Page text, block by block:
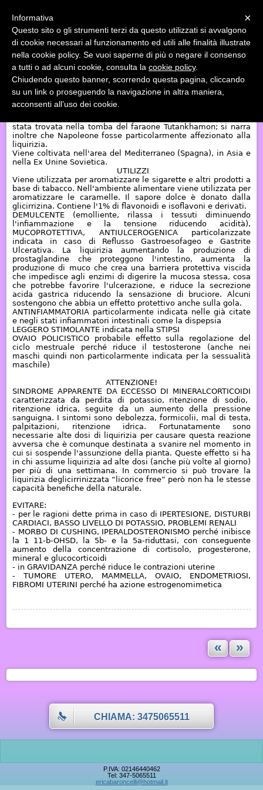
INDIETRO « »
LIQUIRIZIA
La pianta della liquirizia è un membro della famiglia dei
fagioli (Fabacee o Leguminose). Originaria del Medio Oriente
stata trovata nella tomba del faraone Tutankhamon; si narra
inoltre che Napoleone fosse particolarmente affezionato alla
liquirizia.
Viene coltivata nell'area del Mediterraneo (Spagna), in Asia e
nella Ex Unine Sovietica.
UTILIZZI
Viene utilizzata per aromatizzare le sigarette e altri prodotti a
base di tabacco. Nell'ambiente alimentare viene utilizzata per
aromatizzare le caramelle. Il sapore dolce è donato dalla
glicirrizina. Contiene l'1% di flavonoidi e isoflavoni e derivati.
DEMULCENTE (emolliente, rilassa i tessuti diminuendo
l'infiammazione e la tensione riducendo acidità),
MUCOPROTETTIVA, ANTIULCEROGENICA particolarizzate
indicata in caso di Reflusso Gastroesofageo e Gastrite
Ulcerativa. La liquirizia aumentando la produzione di
prostaglandine che proteggono l'intestino, aumenta la
produzione di muco che crea una barriera protettiva viscida
che impedisce agli enzimi di digerire la mucosa stessa, cosa
che potrebbe favorire l'ulcerazione, e riduce la secrezione
acida gastrica riducendo la sensazione di bruciore. Alcuni
sostengono che abbia un effetto protettivo anche sulla gola.
ANTINFIAMMATORIA particolarmente indicata nelle già citate
e negli stati infiammatori intestinali come la dispepsia
LEGGERO STIMOLANTE indicata nella STIPSI
OVAIO POLICISTICOprobabile effetto sulla regolazione del
ciclo mestruale perché riduce il testosterone (anche nei
maschi quindi non particolarmente indicata per la sessualità
maschile)
ATTENZIONE!
SINDROME APPARENTE DA ECCESSO DI MINERALCORTICOIDI
caratterizzata da perdita di potassio, ritenzione di sodio,
ritenzione idrica, seguite da un aumento della pressione
sanguigna. I sintomi sono debolezza, formicolii, mal di testa,
palpitazioni, ritenzione idrica. Fortunatamente sono
necessarie alte dosi di liquirizia per causare questa reazione
avversa che è comunque destinata a svanire nel momento in
cui si sospende l'assunzione della pianta. Queste effetto si ha
in chi assume liquirizia ad alte dosi (anche più volte al giorno)
per più di una settimana. In commercio si può trovare la
liquirizia deglicirrinizzata “licorice free” però non ha le stesse
capacità benefiche della naturale.
EVITARE:
- per le ragioni dette prima in caso di IPERTESIONE, DISTURBI
CARDIACI, BASSO LIVELLO DI POTASSIO, PROBLEMI RENALI
- MORBO DI CUSHING, IPERALDOSTERONISMO perché inibisce
la 1 11-b-OHSD, la 5b- e la 5a-riduttasi, con conseguente
aumento della concentrazione di cortisolo, progesterone,
mineral e glucocorticoidi
- in GRAVIDANZA perché riduce le contrazioni uterine
- TUMORE UTERO, MAMMELLA, OVAIO, ENDOMETRIOSI,
FIBROMI UTERINI perché ha azione estrogenomimetica
« »
CHIAMA: 3475065511
P.IVA: 02146440462
Tel: 347-5065511
ericabaroncelli@hotmail.it
×
Informativa
Questo sito o gli strumenti terzi da questo utilizzati si avvalgono
di cookie necessari al funzionamento ed utili alle finalità illustrate
nella cookie policy. Se vuoi saperne di più o negare il consenso
a tutti o ad alcuni cookie, consulta la cookie policy.
Chiudendo questo banner, scorrendo questa pagina, cliccando
su un link o proseguendo la navigazione in altra maniera,
acconsenti all’uso dei cookie.